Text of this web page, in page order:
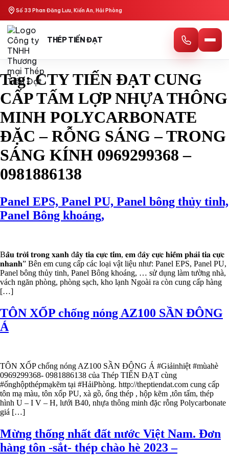
content
Số 33 Phan Đăng Lưu, Kiến An, Hải Phòng
THÉP TIẾN ĐẠT
Tag:CTY TIẾN ĐẠT CUNG
CẤP TẤM LỢP NHỰA THÔNG
MINH POLYCARBONATE
ĐẶC – RỖNG SÁNG – TRONG
SÁNG KÍNH 0969299368 –
0981886138
Panel EPS, Panel PU, Panel bông thủy tinh,
Panel Bông khoáng,
B𝐚̂̀𝐮 𝐭𝐫𝐨̛̀𝐢 𝐭𝐫𝐨𝐧𝐠 𝐱𝐚𝐧𝐡 đ𝐚̂̀𝐲 𝐭𝐢𝐚 𝐜𝐮̛̣𝐜 𝐭𝐢́𝐦, 𝐞𝐦 đ𝐚̂𝐲 𝐜𝐮̛̣𝐜 𝐡𝐢𝐞̂́𝐦 𝐩𝐡𝐚̉𝐢 𝐭𝐢𝐚 𝐜𝐮̛̣𝐜
𝐧𝐡𝐚𝐧𝐡” Bên em cung cấp các loại vật liệu như: Panel EPS, Panel PU,
Panel bông thủy tinh, Panel Bông khoáng, … sử dụng làm tường nhà,
vách ngăn phòng, phòng sạch, kho lạnh Ngoài ra còn cung cấp hàng
[…]
TÔN XỐP chống nóng AZ100 SẦN ĐÔNG
Á
TÔN XỐP chống nóng AZ100 SẦN ĐÔNG Á #Giảinhiệt #mùahè
0969299368- 0981886138 của Thép TIẾN ĐẠT cùng
#ốnghộpthépmạkẽm tại #HảiPhòng. http://theptiendat.com cung cấp
tôn mạ màu, tôn xốp PU, xà gồ, ống thép , hộp kẽm ,tôn tấm, thép
hình U – I V – H, lưới B40, nhựa thông minh đặc rỗng Polycarbonate
giá […]
Mừng thống nhất đất nước Việt Nam. Đơn
hàng tôn -sắt- thép chào hè 2023 –